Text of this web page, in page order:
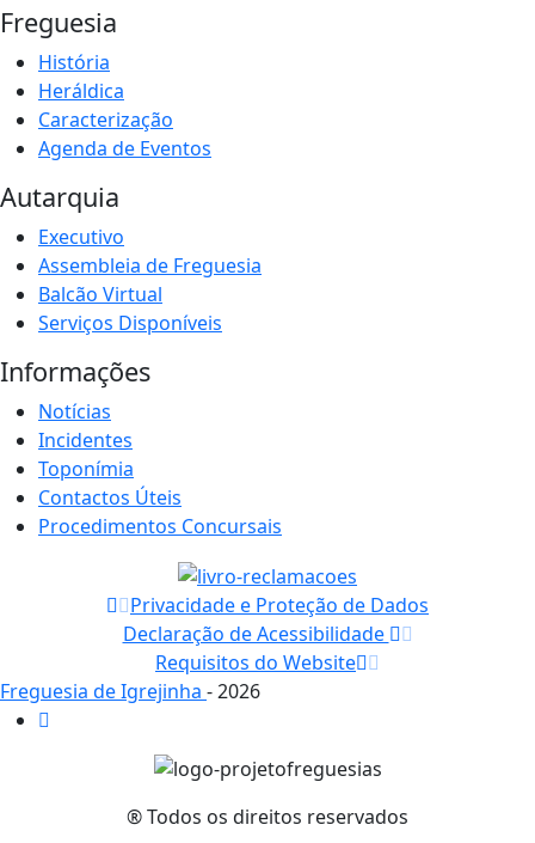
Freguesia
História
Heráldica
Caracterização
Agenda de Eventos
Autarquia
Executivo
Assembleia de Freguesia
Balcão Virtual
Serviços Disponíveis
Informações
Notícias
Incidentes
Toponímia
Contactos Úteis
Procedimentos Concursais
Privacidade e Proteção de Dados
Declaração de Acessibilidade
Requisitos do Website
Freguesia de Igrejinha - 2026
® Todos os direitos reservados